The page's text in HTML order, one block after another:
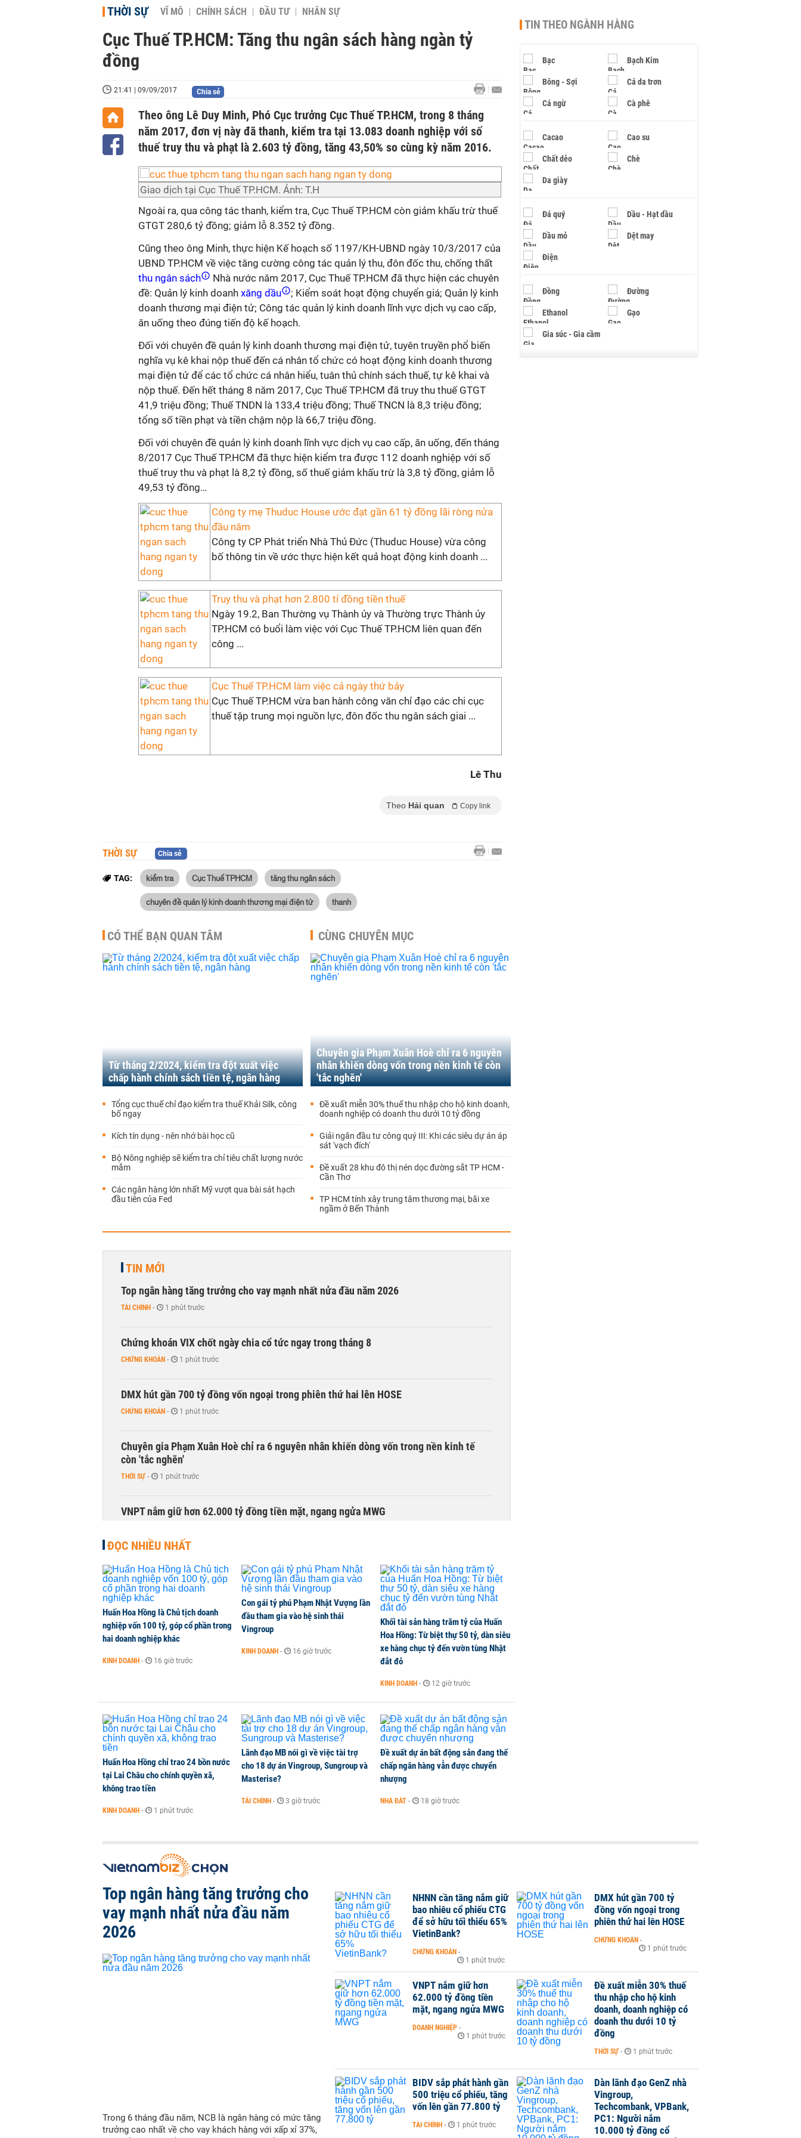
THỜI SỰ VĨ MÔ CHÍNH SÁCH ĐẦU TƯ NHÂN SỰ
Cục Thuế TP.HCM: Tăng thu ngân sách hàng ngàn tỷ
đồng
21:41 | 09/09/2017 Chia sẻ
Theo ông Lê Duy Minh, Phó Cục trưởng Cục Thuế TP.HCM, trong 8 tháng
năm 2017, đơn vị này đã thanh, kiểm tra tại 13.083 doanh nghiệp với số
thuế truy thu và phạt là 2.603 tỷ đồng, tăng 43,50% so cùng kỳ năm 2016.
Giao dịch tại Cục Thuế TP.HCM. Ảnh: T.H
Ngoài ra, qua công tác thanh, kiểm tra, Cục Thuế TP.HCM còn giảm khấu trừ thuế
GTGT 280,6 tỷ đồng; giảm lỗ 8.352 tỷ đồng.
Cũng theo ông Minh, thực hiện Kế hoạch số 1197/KH-UBND ngày 10/3/2017 của
UBND TP.HCM về việc tăng cường công tác quản lý thu, đôn đốc thu, chống thất
thu ngân sách
Nhà nước năm 2017, Cục Thuế TP.HCM đã thực hiện các chuyên
đề: Quản lý kinh doanh xăng dầu
; Kiểm soát hoạt động chuyển giá; Quản lý kinh
doanh thương mại điện tử; Công tác quản lý kinh doanh lĩnh vực dịch vụ cao cấp,
ăn uống theo đúng tiến độ kế hoạch.
Đối với chuyên đề quản lý kinh doanh thương mại điện tử, tuyên truyền phổ biến
nghĩa vụ kê khai nộp thuế đến cá nhân tổ chức có hoạt động kinh doanh thương
mại điện tử để các tổ chức cá nhân hiểu, tuân thủ chính sách thuế, tự kê khai và
nộp thuế. Đến hết tháng 8 năm 2017, Cục Thuế TP.HCM đã truy thu thuế GTGT
41,9 triệu đồng; Thuế TNDN là 133,4 triệu đồng; Thuế TNCN là 8,3 triệu đồng;
tổng số tiền phạt và tiền chậm nộp là 66,7 triệu đồng.
Đối với chuyên đề quản lý kinh doanh lĩnh vực dịch vụ cao cấp, ăn uống, đến tháng
8/2017 Cục Thuế TP.HCM đã thực hiện kiểm tra được 112 doanh nghiệp với số
thuế truy thu và phạt là 8,2 tỷ đồng, số thuế giảm khấu trừ là 3,8 tỷ đồng, giảm lỗ
49,53 tỷ đồng…
Công ty mẹ Thuduc House ước đạt gần 61 tỷ đồng lãi ròng nửa
đầu năm
Công ty CP Phát triển Nhà Thủ Đức (Thuduc House) vừa công
bố thông tin về ước thực hiện kết quả hoạt động kinh doanh ...
Truy thu và phạt hơn 2.800 tỉ đồng tiền thuế
Ngày 19.2, Ban Thường vụ Thành ủy và Thường trực Thành ủy
TP.HCM có buổi làm việc với Cục Thuế TP.HCM liên quan đến
công ...
Cục Thuế TP.HCM làm việc cả ngày thứ bảy
Cục Thuế TP.HCM vừa ban hành công văn chỉ đạo các chi cục
thuế tập trung mọi nguồn lực, đôn đốc thu ngân sách giai ...
Lê Thu
Theo Hải quan Copy link
THỜI SỰ Chia sẻ
TAG: kiểm tra Cục Thuế TPHCM tăng thu ngân sách
chuyên đề quản lý kinh doanh thương mại điện tử thanh
CÓ THỂ BẠN QUAN TÂM
Từ tháng 2/2024, kiểm tra đột xuất việc
chấp hành chính sách tiền tệ, ngân hàng
Tổng cục thuế chỉ đạo kiểm tra thuế Khải Silk, công
bố ngay
Kích tín dụng - nên nhớ bài học cũ
Bộ Nông nghiệp sẽ kiểm tra chỉ tiêu chất lượng nước
mắm
Các ngân hàng lớn nhất Mỹ vượt qua bài sát hạch
đầu tiên của Fed
CÙNG CHUYÊN MỤC
Chuyên gia Phạm Xuân Hoè chỉ ra 6 nguyên
nhân khiến dòng vốn trong nền kinh tế còn
'tắc nghẽn'
Đề xuất miễn 30% thuế thu nhập cho hộ kinh doanh,
doanh nghiệp có doanh thu dưới 10 tỷ đồng
Giải ngân đầu tư công quý III: Khi các siêu dự án áp
sát 'vạch đích'
Đề xuất 28 khu đô thị nén dọc đường sắt TP HCM -
Cần Thơ
TP HCM tính xây trung tâm thương mại, bãi xe
ngầm ở Bến Thành
TIN MỚI
Top ngân hàng tăng trưởng cho vay mạnh nhất nửa đầu năm 2026
TÀI CHÍNH - 1 phút trước
Chứng khoán VIX chốt ngày chia cổ tức ngay trong tháng 8
CHỨNG KHOÁN - 1 phút trước
DMX hút gần 700 tỷ đồng vốn ngoại trong phiên thứ hai lên HOSE
CHỨNG KHOÁN - 1 phút trước
Chuyên gia Phạm Xuân Hoè chỉ ra 6 nguyên nhân khiến dòng vốn trong nền kinh tế
còn 'tắc nghẽn'
THỜI SỰ - 1 phút trước
VNPT nắm giữ hơn 62.000 tỷ đồng tiền mặt, ngang ngửa MWG
ĐỌC NHIỀU NHẤT
Huấn Hoa Hồng là Chủ tịch doanh
nghiệp vốn 100 tỷ, góp cổ phần trong
hai doanh nghiệp khác
KINH DOANH - 16 giờ trước
Con gái tỷ phú Phạm Nhật Vượng lần
đầu tham gia vào hệ sinh thái
Vingroup
KINH DOANH - 16 giờ trước
Khối tài sản hàng trăm tỷ của Huấn
Hoa Hồng: Từ biệt thự 50 tỷ, dàn siêu
xe hàng chục tỷ đến vườn tùng Nhật
đắt đỏ
KINH DOANH - 12 giờ trước
Huấn Hoa Hồng chỉ trao 24 bồn nước
tại Lai Châu cho chính quyền xã,
không trao tiền
KINH DOANH - 1 phút trước
Lãnh đạo MB nói gì về việc tài trợ
cho 18 dự án Vingroup, Sungroup và
Masterise?
TÀI CHÍNH - 3 giờ trước
Đề xuất dự án bất động sản đang thế
chấp ngân hàng vẫn được chuyển
nhượng
NHÀ ĐẤT - 18 giờ trước
TIN THEO NGÀNH HÀNG
Bạc Bạch Kim
Bông - Sợi Cá da trơn
Cá ngừ Cà phê
Cacao Cao su
Chất dẻo Chè
Da giày
Đá quý Dầu - Hạt dầu
Dầu mỏ Dệt may
Điện
Đồng Đường
Ethanol Gạo
Gia súc - Gia cầm
Top ngân hàng tăng trưởng cho
vay mạnh nhất nửa đầu năm
2026
Trong 6 tháng đầu năm, NCB là ngân hàng có mức tăng
trưởng cao nhất về cho vay khách hàng với xấp xỉ 37%,
NHNN cần tăng nắm giữ
bao nhiêu cổ phiếu CTG
để sở hữu tối thiểu 65%
VietinBank?
CHỨNG KHOÁN -
1 phút trước
DMX hút gần 700 tỷ
đồng vốn ngoại trong
phiên thứ hai lên HOSE
CHỨNG KHOÁN -
1 phút trước
VNPT nắm giữ hơn
62.000 tỷ đồng tiền
mặt, ngang ngửa MWG
DOANH NGHIỆP -
1 phút trước
Đề xuất miễn 30% thuế
thu nhập cho hộ kinh
doanh, doanh nghiệp có
doanh thu dưới 10 tỷ
đồng
THỜI SỰ - 1 phút trước
BIDV sắp phát hành gần
500 triệu cổ phiếu, tăng
vốn lên gần 77.800 tỷ
TÀI CHÍNH - 1 phút trước
Dàn lãnh đạo GenZ nhà
Vingroup,
Techcombank, VPBank,
PC1: Người nắm
10.000 tỷ đồng cổ